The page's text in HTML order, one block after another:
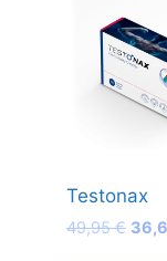
Testonax
49,95€ Le